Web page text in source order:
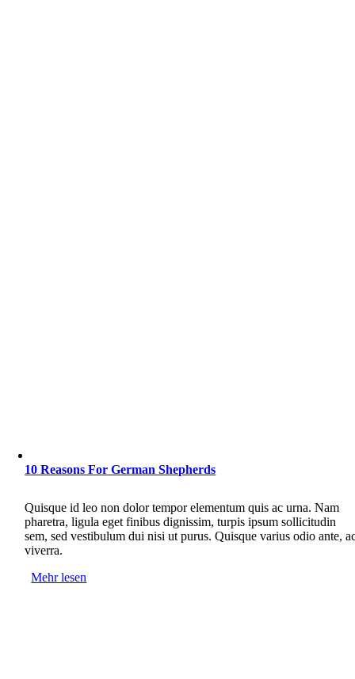
10 Reasons For German Shepherds
Quisque id leo non dolor tempor elementum quis ac urna. Nam
pharetra, ligula eget finibus dignissim, turpis ipsum sollicitudin
sem, sed vestibulum dui nisi ut purus. Quisque varius odio ante,
viverra.
Mehr lesen